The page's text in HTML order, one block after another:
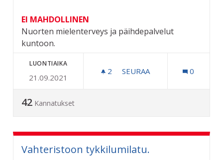
EI MAHDOLLINEN
Nuorten mielenterveys ja päihdepalvelut
kuntoon.
LUONTIAIKA
21.09.2021
2 2 SEURAAJAA
SEURAA 0
42 Kannatukset
Vahteristoon tykkilumilatu.